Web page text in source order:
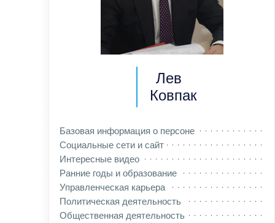
Лев
Ковпак
Базовая информация о персоне
Социальные сети и сайт
Интересные видео
Ранние годы и образование
Управленческая карьера
Политическая деятельность
Общественная деятельность